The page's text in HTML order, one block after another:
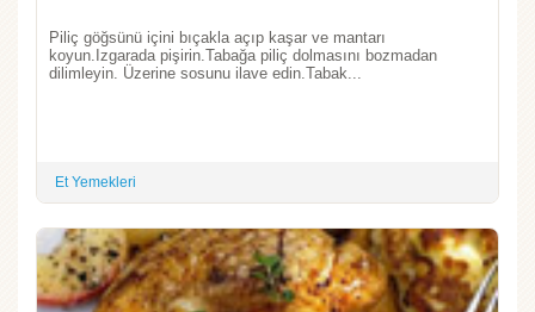
Piliç göğsünü içini bıçakla açıp kaşar ve mantarı
koyun.Izgarada pişirin.Tabağa piliç dolmasını bozmadan
dilimleyin. Üzerine sosunu ilave edin.Tabak...
Et Yemekleri